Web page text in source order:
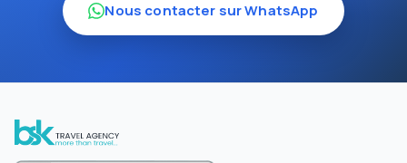
Nous contacter sur WhatsApp